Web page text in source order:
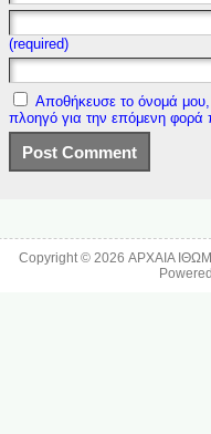
(required)
Αποθήκευσε το όνομά μου,
πλοηγό για την επόμενη
Copyright © 2026ΑΡΧΑΙΑ